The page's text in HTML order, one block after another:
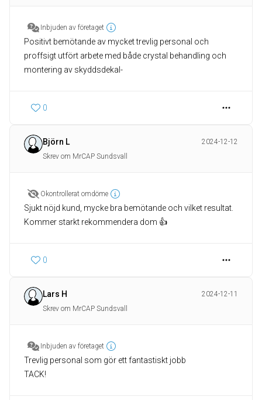
Inbjuden av företaget
Positivt bemötande av mycket trevlig personal och
proffsigt utfört arbete med både crystal behandling och
montering av skyddsdekal-
0
Björn L
2024-12-12
Skrev om MrCAP Sundsvall
Okontrollerat omdöme
Sjukt nöjd kund, mycke bra bemötande och vilket resultat.
Kommer starkt rekommendera dom 👍
0
Lars H
2024-12-11
Skrev om MrCAP Sundsvall
Inbjuden av företaget
Trevlig personal som gör ett fantastiskt jobb
TACK!